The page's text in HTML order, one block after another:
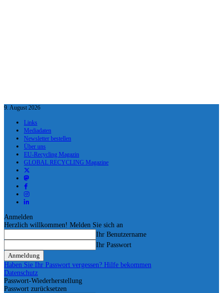
9. August 2026
Links
Mediadaten
Newsletter bestellen
Über uns
EU-Recycling Magazin
GLOBAL RECYCLING Magazine
Anmelden
Herzlich willkommen! Melden Sie sich an
Ihr Benutzername
Ihr Passwort
Haben Sie Ihr Passwort vergessen? Hilfe bekommen
Datenschutz
Passwort-Wiederherstellung
Passwort zurücksetzen